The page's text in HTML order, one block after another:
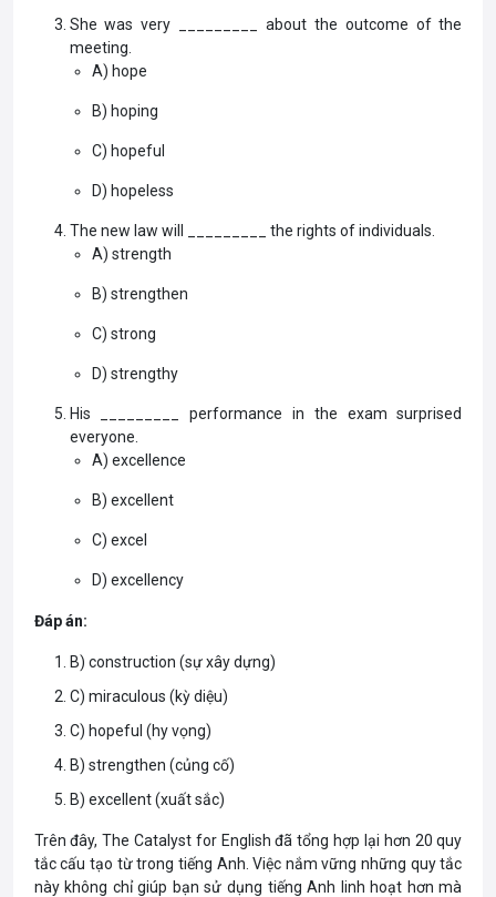
She was very _________ about the outcome of the
meeting.
A) hope
B) hoping
C) hopeful
D) hopeless
The new law will _________ the rights of individuals.
A) strength
B) strengthen
C) strong
D) strengthy
His _________ performance in the exam surprised
everyone.
A) excellence
B) excellent
C) excel
D) excellency
Đáp án:
B) construction (sự xây dựng)
C) miraculous (kỳ diệu)
C) hopeful (hy vọng)
B) strengthen (củng cố)
B) excellent (xuất sắc)
Trên đây, The Catalyst for English đã tổng hợp lại hơn 20 quy
tắc cấu tạo từ trong tiếng Anh. Việc nắm vững những quy tắc
này không chỉ giúp bạn sử dụng tiếng Anh linh hoạt hơn mà